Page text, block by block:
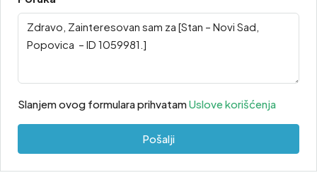
Slanjem ovog formulara prihvatamUslove korišćenja
Pošalji